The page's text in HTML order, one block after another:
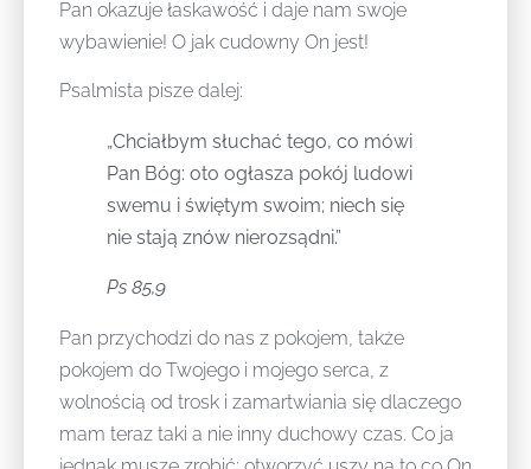
Pan okazuje łaskawość i daje nam swoje
wybawienie! O jak cudowny On jest!
Psalmista pisze dalej:
„Chciałbym słuchać tego, co mówi
Pan Bóg: oto ogłasza pokój ludowi
swemu i świętym swoim; niech się
nie stają znów nierozsądni.”
Ps 85,9
Pan przychodzi do nas z pokojem, także
pokojem do Twojego i mojego serca, z
wolnością od trosk i zamartwiania się dlaczego
mam teraz taki a nie inny duchowy czas. Co ja